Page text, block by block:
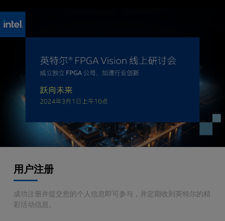
用户注册
成功注册并提交您的个人信息即可参与，并定期收到英特尔的精
彩活动信息。